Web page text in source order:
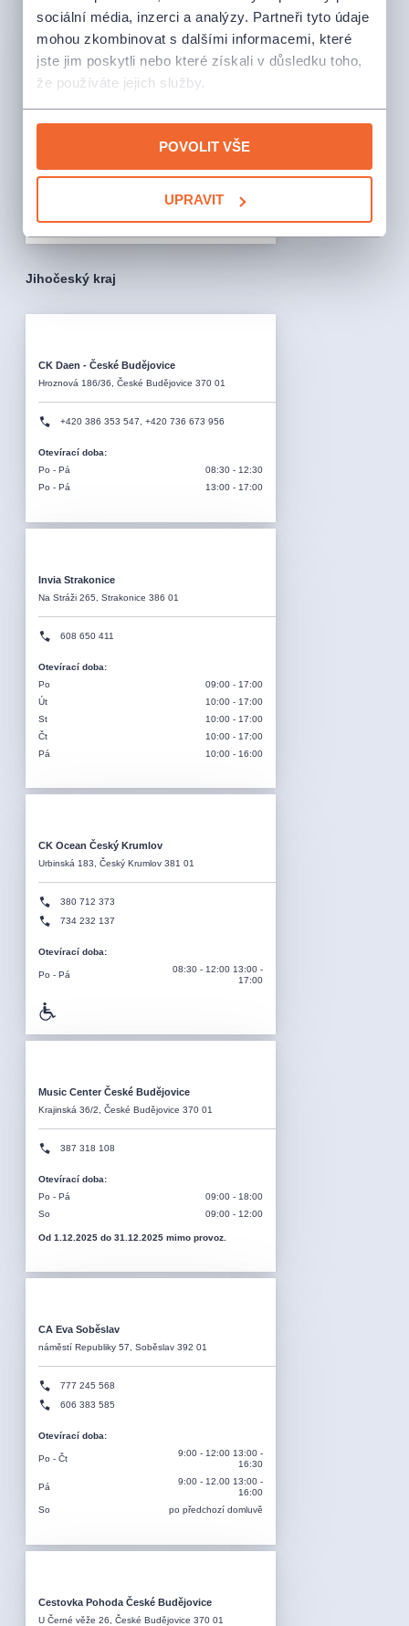
sociální média, inzerci a analýzy. Partneři tyto údaje
mohou zkombinovat s dalšími informacemi, které
jste jim poskytli nebo které získali v důsledku toho,
že používáte jejich služby.
POVOLIT VŠE
UPRAVIT
Invia Mělník
Legionářů 85/16, Mělník 276 01
Po
9:00 - 16:00
9:00 - 16:00
Pá
9:00 - 13:00
V sobotu je vyzvednutí vstupenek možné pouze
Jihočeský kraj
CK Daen - České Budějovice
Hroznová 186/36, České Budějovice 370 01
+420 386 353 547, +420 736 673 956
Otevírací doba:
Po - Pá
08:30 - 12:30
Po - Pá
13:00 - 17:00
Invia Strakonice
Na Stráži 265, Strakonice 386 01
608 650 411
Otevírací doba:
Po
09:00 - 17:00
Út
10:00 - 17:00
St
10:00 - 17:00
Čt
10:00 - 17:00
Pá
10:00 - 16:00
CK Ocean Český Krumlov
Urbinská 183, Český Krumlov 381 01
380 712 373
734 232 137
Otevírací doba:
Po - Pá
08:30 - 12:00 13:00 -
17:00
Music Center České Budějovice
Krajinská 36/2, České Budějovice 370 01
387 318 108
Otevírací doba:
Po - Pá
09:00 - 18:00
So
09:00 - 12:00
Od 1.12.2025 do 31.12.2025 mimo provoz.
CA Eva Soběslav
náměstí Republiky 57, Soběslav 392 01
777 245 568
606 383 585
Otevírací doba:
Po - Čt
9:00 - 12:00 13:00 -
16:30
Pá
9:00 - 12.00 13:00 -
16:00
So
po předchozí domluvě
Cestovka Pohoda České Budějovice
U Černé věže 26, České Budějovice 370 01